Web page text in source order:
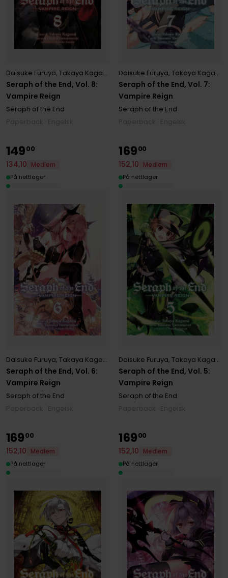
Seraph of the End, Vol. 8:
Vampire Reign
Daisuke Furuya, Takaya Kagami Yamato Yamamoto
Seraph of the End
Seraph of the End, Vol. 7:
Vampire Reign
Daisuke Furuya,Takaya Kagami
Seraph of the End
Seraph of the End, Vol. 6:
Vampire Reign
Daisuke Furuya, Takaya Kagami Yamato Yamamoto
Seraph of the End
14900
134,10
Medlem
På nettlager
Seraph of the End, Vol. 5:
Vampire Reign
Daisuke Furuya,Takaya Kagami
Seraph of the End
16900
152,10
Medlem
På nettlager
16900
152,10
Medlem
På nettlager
16900
152,10
Medlem
På nettlager